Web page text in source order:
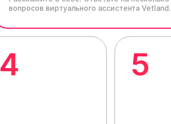
вопросов виртуального ассистента Vetland.
4 5